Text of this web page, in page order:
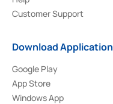
Customer Support
Download Application
Google Play
App Store
Windows App